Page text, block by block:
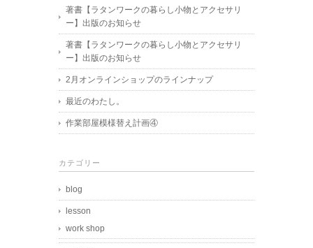
著書【ラタンワークの暮らし小物とアクセサリ
ー】出版のお知らせ
著書【ラタンワークの暮らし小物とアクセサリ
ー】出版のお知らせ
2月オンラインショップのラインナップ
最近のわたし。
作業部屋模様替え計画④
カテゴリー
blog
lesson
work shop